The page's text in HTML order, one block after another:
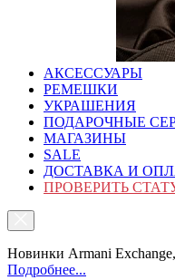
АКСЕССУАРЫ
РЕМЕШКИ
УКРАШЕНИЯ
ПОДАРОЧНЫЕ
МАГАЗИНЫ
SALE
ДОСТАВКА И
ПРОВЕРИТЬ
Новинки Armani
Подробнее...